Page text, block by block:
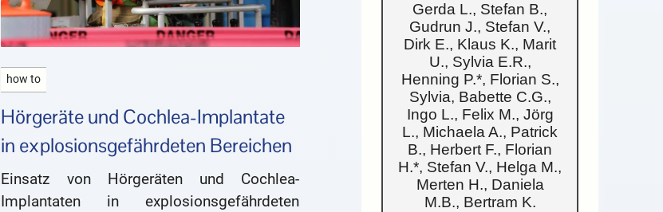
how to
Hörgeräte und Cochlea-Implantate
in explosionsgefährdeten Bereichen
Einsatz von Hörgeräten und Cochlea-
Implantaten in explosionsgefährdeten
Gerda L., Stefan B.,
Gudrun J., Stefan V.,
Dirk E., Klaus K., Marit
U., Sylvia E.R.,
Henning P.*, Florian S.,
Sylvia, Babette C.G.,
Ingo L., Felix M., Jörg
L., Michaela A., Patrick
B., Herbert F., Florian
H.*, Stefan V., Helga M.,
Merten H., Daniela
M.B., Bertram K.